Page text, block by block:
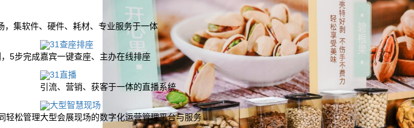
，集软件、硬件、耗材、专业服务于一体
5步完成
轻松管理
31查座排座
嘉宾一键查座、主办在线排座
31直播
引流、营销、获客于一体的直播系统
大型智慧现场
大型会展现场的数字化运营管理平台与服务